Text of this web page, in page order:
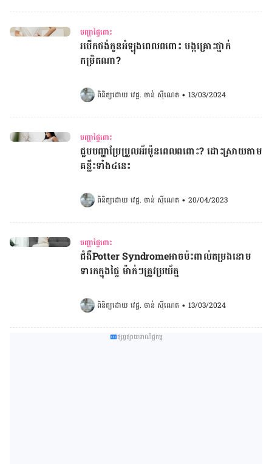
បញ្ហាផ្ទៃពោះ
របើកថង់កូនអំឡុងពេលពពោះ បង្កគ្រោះថ្នាក់
កម្រិតណា?
ពិនិត្យដោយ វេជ្ជ. ចាន់ ស៊ីណេត • 13/03/2024
បញ្ហាផ្ទៃពោះ
ជួបបញ្ហាប្រែប្រួលអ័រម៉ូនពេលពពោះ? ដោះស្រាយតាម
គន្លឹះទាំង៤នេះ
ពិនិត្យដោយ វេជ្ជ. ចាន់ ស៊ីណេត • 20/04/2023
បញ្ហាផ្ទៃពោះ
ជំងឺPotter Syndromeអាចប៉ះពាល់តម្រងនោម
ទារកក្នុងផ្ទៃ ម៉ាក់ៗត្រូវប្រយ័ត្ន
ពិនិត្យដោយ វេជ្ជ. ចាន់ ស៊ីណេត • 13/03/2024
ផ្សព្វផ្សាយពាណិជ្ជកម្ម